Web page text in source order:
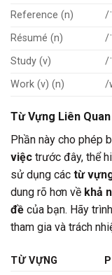
Reference (n)
/
Résumé (n)
/
Study (v)
/
Work (v) (n)
/
Từ Vựng Liên
Phần này cho phép
việc trước đây, thể
sử dụng các từ
dung rõ hơn về khả
đề của bạn. Hãy
tham gia và trách
TỪ VỰNG